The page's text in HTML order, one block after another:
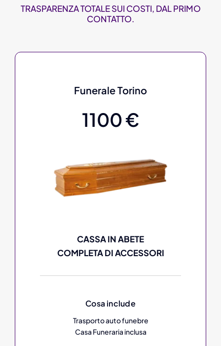
TRASPARENZA TOTALE SUI COSTI, DAL PRIMO
CONTATTO.
Funerale Torino
1100 €
CASSA IN ABETE
COMPLETA DI ACCESSORI
Cosa include
Trasporto auto funebre
Casa Funeraria inclusa